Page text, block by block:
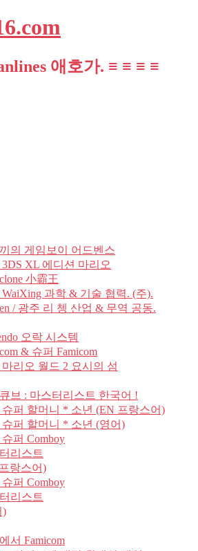
애호가. ≡ ≡ ≡ ≡
의 게임보이 어드벤스
3DS XL 에디션 마리오
小霸王
WaiXing 과학 & 기술 협력. (주).
/ 광주 리 쳉 산업 & 무역 공동.
오락 시스템
& 슈퍼 Famicom
마리오 월드 2 요시의 섬
브 : 마스터리스트 한국어 !
슈퍼 할머니 * 소년 (EN 프랑스어)
슈퍼 할머니 * 소년 (영어)
퍼 Comboy
리스트
랑스어)
퍼 Comboy
리스트
)
서 Famicom